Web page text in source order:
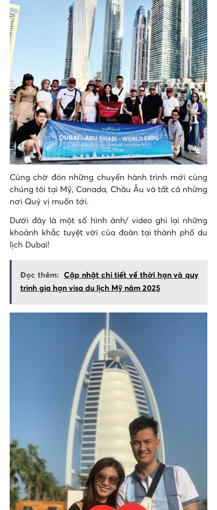
Cùng chờ đón những chuyến hành trình mới cùng
chúng tôi tại Mỹ, Canada, Châu Âu và tất cả những
nơi Quý vị muốn tới.
Dưới đây là một số hình ảnh/ video ghi lại những
khoảnh khắc tuyệt vời của đoàn tại thành phố du
lịch Dubai!
Đọc thêm:
Cập nhật chi tiết về thời hạn và quy
trình gia hạn visa du lịch Mỹ năm 2025